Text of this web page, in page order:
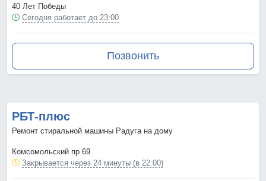
40 Лет Победы
Сегодня работает до 23:00
Позвонить
РБТ-плюс
Ремонт стиральной машины Радуга на дому
Комсомольский пр 69
Закрывается через 24 минуты (в 22:00)